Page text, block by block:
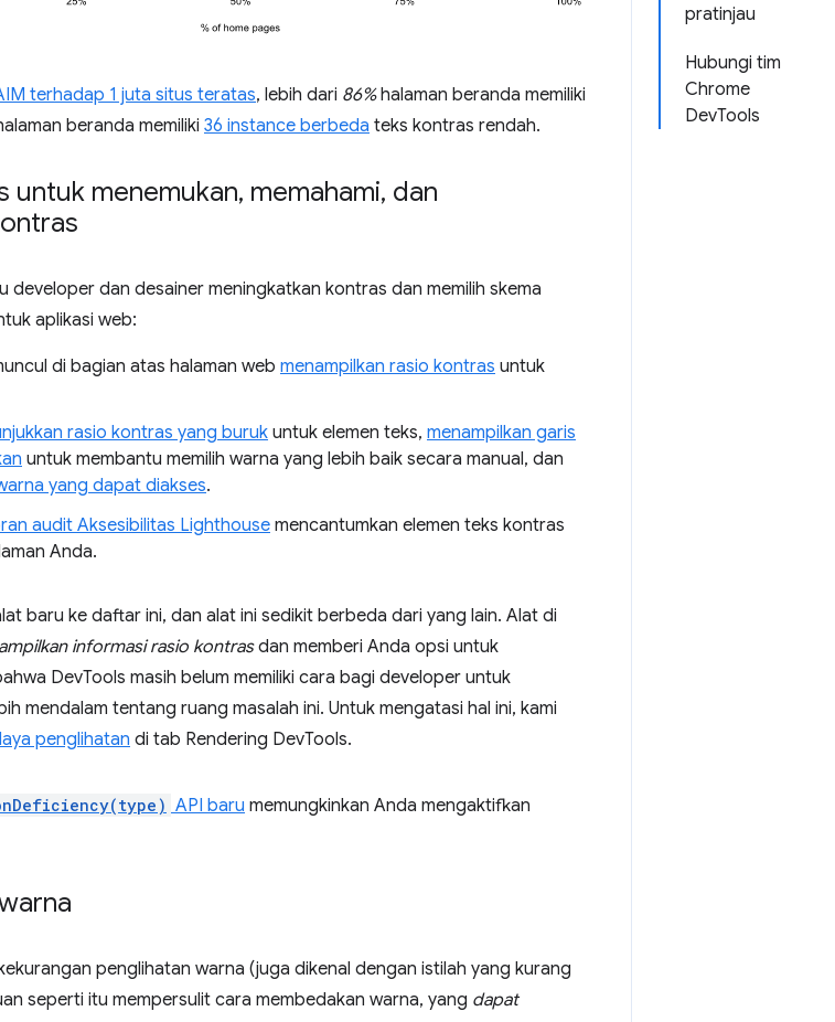
pratinjau
Hubungi tim
Chrome
DevTools
terhadap 1 juta situs teratas, lebih dari 86%halaman beranda memiliki
beranda memiliki 36 instance berbeda teks kontras rendah.
untuk menemukan, memahami, dan
developer dan desainer meningkatkan kontras dan memilih skema
aplikasi web:
di bagian atas halaman web menampilkan rasio kontras untuk
rasio kontras yang buruk untuk elemen teks, menampilkan garis
untuk membantu memilih warna yang lebih baik secara manual, dan
yang dapat diakses.
audit Aksesibilitas Lighthousemencantumkan elemen teks kontras
Anda.
baru ke daftar ini, dan alat ini sedikit berbeda dari yang lain. Alat di
informasi rasio kontrasdan memberi Anda opsi untuk
DevTools masih belum memiliki cara bagi developer untuk
mendalam tentang ruang masalah ini. Untuk mengatasi hal ini, kami
penglihatan di tab Rendering DevTools.
API baru memungkinkan Anda mengaktifkan
penglihatan warna (juga dikenal dengan istilah yang kurang
seperti itu mempersulit cara membedakan warna, yang dapat